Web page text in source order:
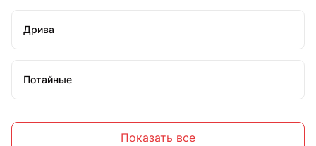
Дрива
Потайные
Показать все